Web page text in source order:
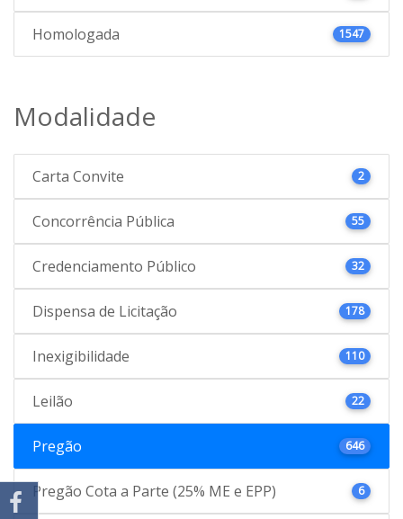
Homologada 1547
Modalidade
Carta Convite 2
Concorrência Pública 55
Credenciamento Público 32
Dispensa de Licitação 178
Inexigibilidade 110
Leilão 22
Pregão 646
Pregão Cota a Parte (25% ME e EPP) 6